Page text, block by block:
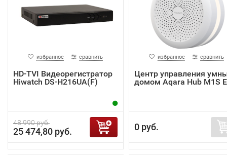
избранное сравнить
HD-TVI Видеорегистратор
Hiwatch DS-H216UA(F)
48 990 руб.
25 474,80 руб.
избранное сравнить
Центр управления
домом Aqara Hub M1S
0 руб.